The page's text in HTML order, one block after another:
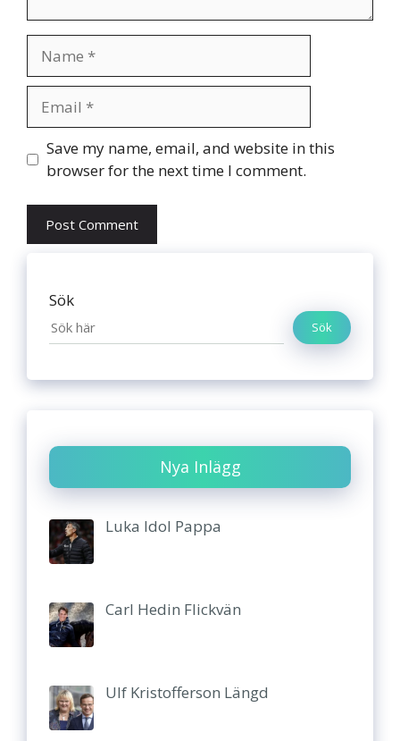
Website
Save my name, email, and website in this
browser for the next time I comment.
Sök
Sök
Nya Inlägg
Luka Idol Pappa
Carl Hedin Flickvän
Ulf Kristofferson Längd